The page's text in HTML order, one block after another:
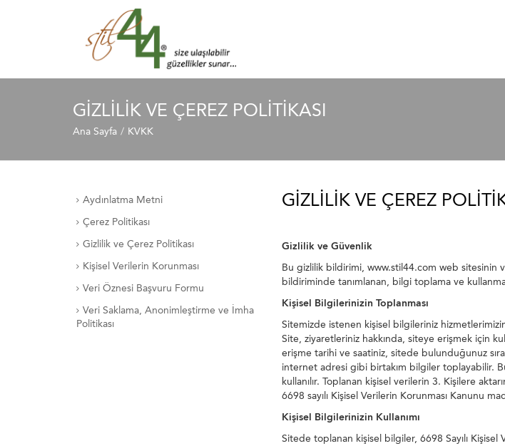
GIZLILIK VE ÇEREZ POLITIKASI
Ana Sayfa KVKK
Aydınlatma Metni
Çerez Politikası
Gizlilik ve Çerez Politikası
Kişisel Verilerin Korunması
Veri Öznesi Başvuru Formu
Veri Saklama, Anonimleştirme ve İmha
Politikası
GIZLILIK VE ÇEREZ
Gizlilik ve Güvenlik
Bu gizlilik bildirimi, www.stil44.com web sitesinin
bildiriminde tanımlanan, bilgi toplama ve
Kişisel Bilgilerinizin Toplanması
Sitemizde istenen kişisel bilgileriniz
Site, ziyaretleriniz hakkında, siteye erişmek için
erişme tarihi ve saatiniz, sitede bulunduğunuz
internet adresi gibi birtakım bilgiler toplayabilir.
kullanılır. Toplanan kişisel verilerin 3. Kişilere
6698 sayılı Kişisel Verilerin Korunması Kanunu
Kişisel Bilgilerinizin Kullanımı
Sitede toplanan kişisel bilgiler, 6698 Sayılı Kişisel